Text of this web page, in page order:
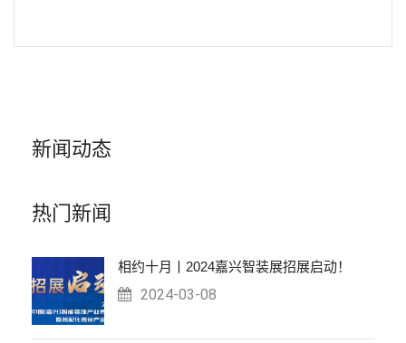
新闻动态
热门新闻
相约十月丨2024嘉兴智装展招展启动！
2024-03-08